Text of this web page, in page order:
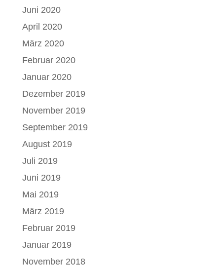
Juni 2020
April 2020
März 2020
Februar 2020
Januar 2020
Dezember 2019
November 2019
September 2019
August 2019
Juli 2019
Juni 2019
Mai 2019
März 2019
Februar 2019
Januar 2019
November 2018